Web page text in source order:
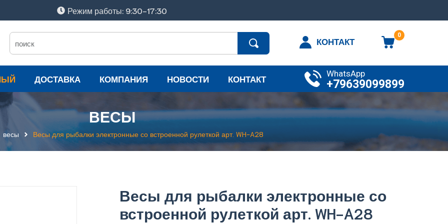
Режим работы: 9:30-17:30
0
КОНТАКТ
ДОСТАВКА КОМПАНИЯ НОВОСТИ КОНТАКТ WhatsApp
+79639099899
ВЕСЫ
весы Весы для рыбалки электронные со встроенной рулеткой арт. WH-A28
Весы для рыбалки электронные со
встроенной рулеткой арт. WH-A28